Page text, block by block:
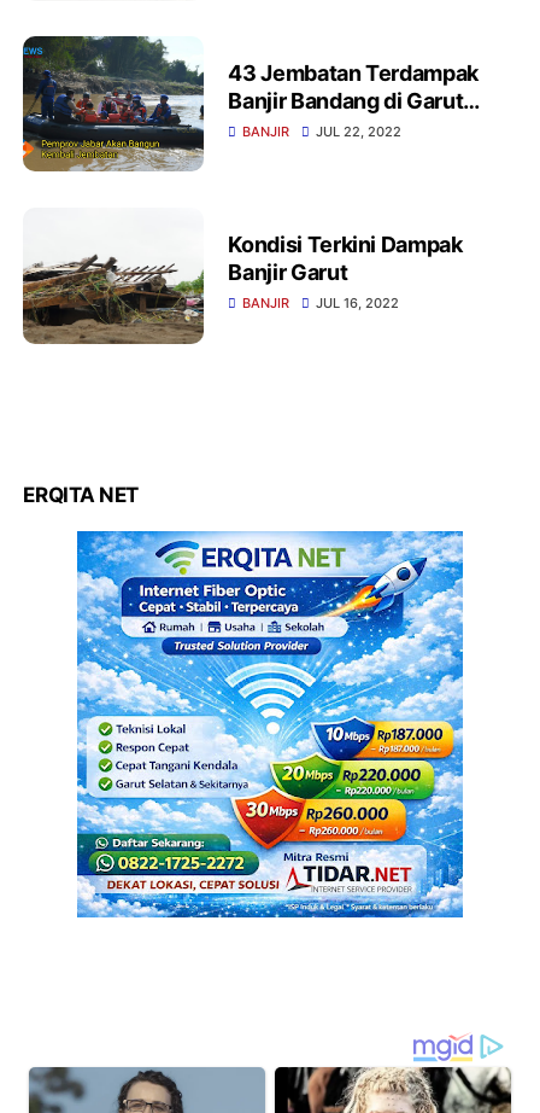
43 Jembatan Terdampak
Banjir Bandang di Garut
Akan Dibangun Kembali
BANJIR JUL 22, 2022
Kondisi Terkini Dampak
Banjir Garut
BANJIR JUL 16, 2022
ERQITA NET